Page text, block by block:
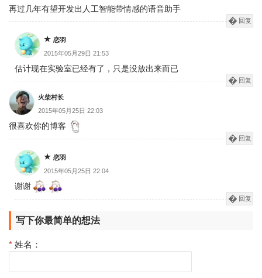
再过几年有望开发出人工智能带情感的语音助手
回复
恋羽
2015年05月29日 21:53
估计现在实验室已经有了，只是没放出来而已
回复
火柴村长
2015年05月25日 22:03
很喜欢你的博客
回复
恋羽
2015年05月25日 22:04
谢谢
回复
写下你最简单的想法
* 姓名：